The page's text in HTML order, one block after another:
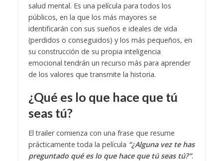
salud mental. Es una película para todos los
públicos, en la que los más mayores se
identificarán con sus sueños e ideales de vida
(perdidos o conseguidos) y los más pequeños, en
su construcción de su propia inteligencia
emocional tendrán un recurso más para aprender
de los valores que transmite la historia.
¿Qué es lo que hace que tú
seas tú?
El trailer comienza con una frase que resume
prácticamente toda la película “¿Alguna vez te has
preguntado qué es lo que hace que tú seas tú?”.